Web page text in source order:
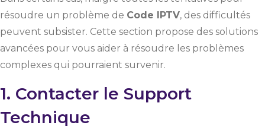
résoudre un problème de Code IPTV, des difficultés
peuvent subsister. Cette section propose des solutions
avancées pour vous aider à résoudre les problèmes
complexes qui pourraient survenir.
1. Contacter le Support
Technique